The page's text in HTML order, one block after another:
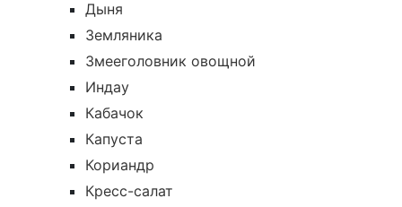
Дыня
Земляника
Змееголовник овощной
Индау
Кабачок
Капуста
Кориандр
Кресс-салат